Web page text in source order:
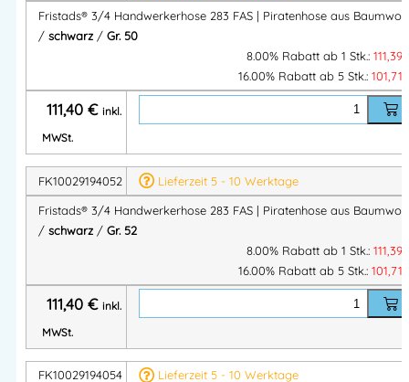
Merkmal
Beschreibung
Material
100 % Baumwolle (FAS®)
100 % Polyamid (CORDURA®)
Gewicht
375 g/m²
Tragekomfort
PFAS
Zertifizierungen
(in Kombination mit Knieschoner 124292)
Einsatzbereiche
Fristads® 3/4 Handwerkerhose 283 FAS | Piratenhose aus
/ schwarz/ Gr. 50
8.00% Rabatt ab 1 Stk.: 111,39
16.00% Rabatt ab 5 Stk.: 101,71
111,40 € inkl.
MWSt.
FK10029194052
Lieferzeit 5 - 10 Werktage
Fristads® 3/4 Handwerkerhose 283 FAS | Piratenhose aus
/ schwarz/ Gr. 52
8.00% Rabatt ab 1 Stk.: 111,39
16.00% Rabatt ab 5 Stk.: 101,71
111,40 € inkl.
MWSt.
FK10029194054 Lieferzeit 5 - 10 Werktage